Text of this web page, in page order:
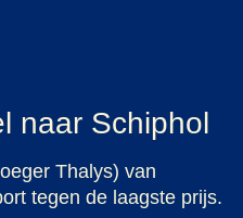
naar Schiphol
Thalys) van
tegen de laagste prijs.